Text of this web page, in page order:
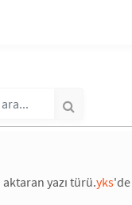
yazı türü.yks'de